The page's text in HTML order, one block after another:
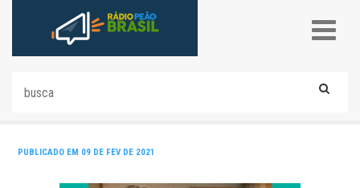
PUBLICADO EM 09 DE FEV DE 2021